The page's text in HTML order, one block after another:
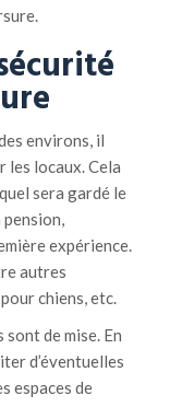
environs, il
les locaux. Cela
sera gardé le
pension,
expérience.
autres
chiens, etc.
de mise. En
d’éventuelles
espaces de